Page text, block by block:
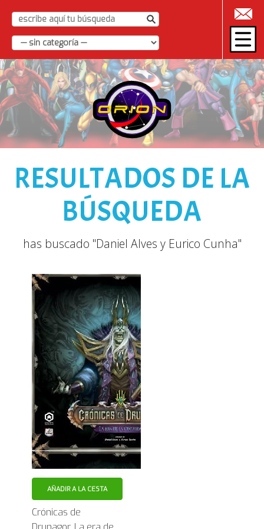
|
RESULTADOS DE LA
BÚSQUEDA
has buscado "Daniel Alves y Eurico Cunha"
AÑADIR A LA CESTA
Crónicas de